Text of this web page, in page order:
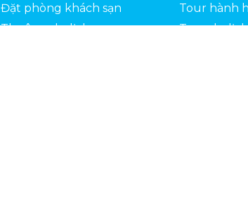
Đặt phòng khách sạn
Thuê xe du lịch
Tour hành
Tour du